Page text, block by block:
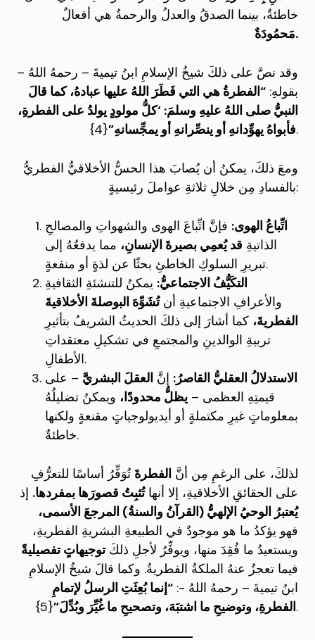
خاطئةٌ، بينما الصدقُ والعدلُ والرحمةُ هي أفعالٌ
مَحمُودَةٌ.
وقد نصَّ على ذلكَ شيخُ الإسلامِ ابنُ تيميةَ – رحمهُ اللهُ –
بقولهِ: “الفطرةُ هي التي فَطَرَ اللهُ عليها عبادهُ، كما قالَ
النبيُّ صلى اللهُ عليهِ وسلمَ: ‘كلُّ مولودٍ يولدُ على الفطرةِ،
فأبواهُ يهوِّدانهِ أو ينصِّرانهِ أو يمجِّسانهِ”{4}.
ومعَ ذلكَ، يمكنُ أن يُصابَ هذا الحسُّ الأخلاقيُّ الفطريُّ
بالفسادِ مِن خلالِ ثلاثةِ عواملَ رئيسيةٍ:
اتِّباعُ الهوى: فإنَّ اتِّباعَ الهوى والشهواتِ والمصالحِ
الذاتيةِ قد يُعمِي بصيرةَ الإنسانِ، مما يدفعُهُ إلى
تبريرِ السلوكِ الخاطئِ بحثًا عن لذةٍ أو منفعةٍ.
التكَيُّفُ الاجتماعيُّ: يمكنُ للتنشئةِ الثقافيةِ
والأعرافِ الاجتماعيةِ أنتُشَوِّهَ البوصلةَ الأخلاقيةَ
الفطريةَ، كما أشارَ إلى ذلكَ الحديثُ الشريفُ بتأثيرِ
تربيةِ الوالدينِ والمجتمعِ في تشكيلِ معتقداتِ
الأطفالِ.
الاستدلالُ العقليُّ القاصرُ: إنَّ العقلَ البشريَّ – على
قيمتِهِ العظمى – يظلُّ محدودًا، ويمكنُ تضليلُهُ
بمعلوماتٍ غيرِ مكتملةٍ أو أيديولوجياتٍ مقنعةٍ ولكنها
خاطئةٌ.
لذلكَ، على الرغمِ مِن أنَّ الفطرةَ تُوَفِّرُ أساسًا للتعرُّفِ
على الحقائقِ الأخلاقيةِ، إلا أنهاتُثبِتُ قصورَها بمفردها. إذ
يُعتبرُ الوحيُ الإلهيُّ (القرآنُ والسنةُ) المرجعَ الأسمى،
فهو يؤكدُ ما هو موجودٌ في الطبيعةِ البشريةِ الفطريةِ،
ويستعيدُ ما فُقِدَ منها، ويوفِّرُ لأجلِ ذلكَتوجيهاتٍ تفصيليةً
فيما تعجزُ عنهُ الملكةُ الفطريةُ. وكما قالَ شيخُ الإسلامِ
ابنُ تيميةَ – رحمهُ اللهُ -: “إنما بُعِثَتِ الرسلُ لإتمامِ
الفطرةِ، وتوضيحِ ما اشتبَهَ، وتصحيحِ ما غُيِّرَ وبُدِّلَ”{5}.